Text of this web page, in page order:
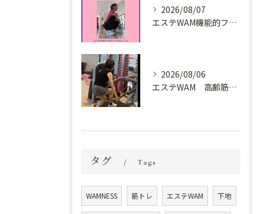
2026/08/07
エステWAM機能的フィットネスブログ ^FULL ROM^フルレンジ・メソッド
2026/08/06
エステWAM 高齢筋トレ
タグ Tags
WAMNESS 筋トレ エステWAM 下地